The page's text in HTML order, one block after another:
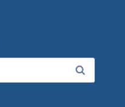
Zoeken